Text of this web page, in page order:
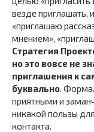
везде приглашать,
«приглашаю
мнением»,
Стратегия
но это вовсе не
приглашения к
буквально.
приятными и
никакой пользы
контакта.